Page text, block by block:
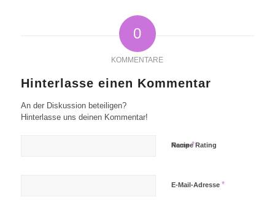
0
KOMMENTARE
Hinterlasse einen Kommentar
An der Diskussion beteiligen?
Hinterlasse uns deinen Kommentar!
Name*
E-Mail-Adresse *
Recipe Rating